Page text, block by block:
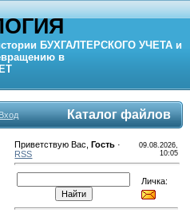
БУХГАЛТЕРСКОГО УЧЕТА и
в
Вход Каталог файлов
Приветствую Вас ,Гость ·
RSS
09.08.2026,
10:05
Личка: